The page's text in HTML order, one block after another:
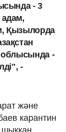
- 3
Қызылорда
облысында -
-
және
карантин
шыққан